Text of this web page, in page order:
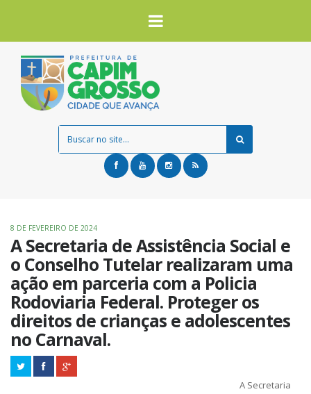
8 DE FEVEREIRO DE 2024
A Secretaria de Assistência Social e
o Conselho Tutelar realizaram uma
ação em parceria com a Policia
Rodoviaria Federal. Proteger os
direitos de crianças e adolescentes
no Carnaval.
A Secretaria